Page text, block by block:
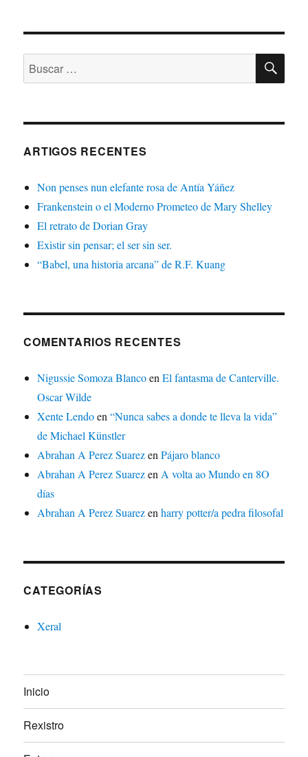
Buscar:
ARTIGOS RECENTES
Non penses nun elefante rosa de Antía Yáñez
Frankenstein o el Moderno Prometeo de Mary Shelley
El retrato de Dorian Gray
Existir sin pensar; el ser sin ser.
“Babel, una historia arcana” de R.F. Kuang
COMENTARIOS RECENTES
Nigussie Somoza BlancoenEl fantasma de Canterville.
Oscar Wilde
Xente Lendoen“Nunca sabes a donde te lleva la vida”
de Michael Künstler
Abrahan A Perez SuarezenPájaro blanco
Abrahan A Perez Suarezen A volta ao Mundo en 8O
días
Abrahan A Perez Suarezenharry potter/a pedra filosofal
CATEGORÍAS
Xeral
Inicio
Rexistro